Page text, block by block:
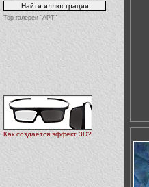
Top галереи "АРТ"
Как создаётся эффект 3D?